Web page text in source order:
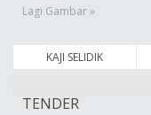
Lagi Gambar »
KAJI SELIDIK
TENDER